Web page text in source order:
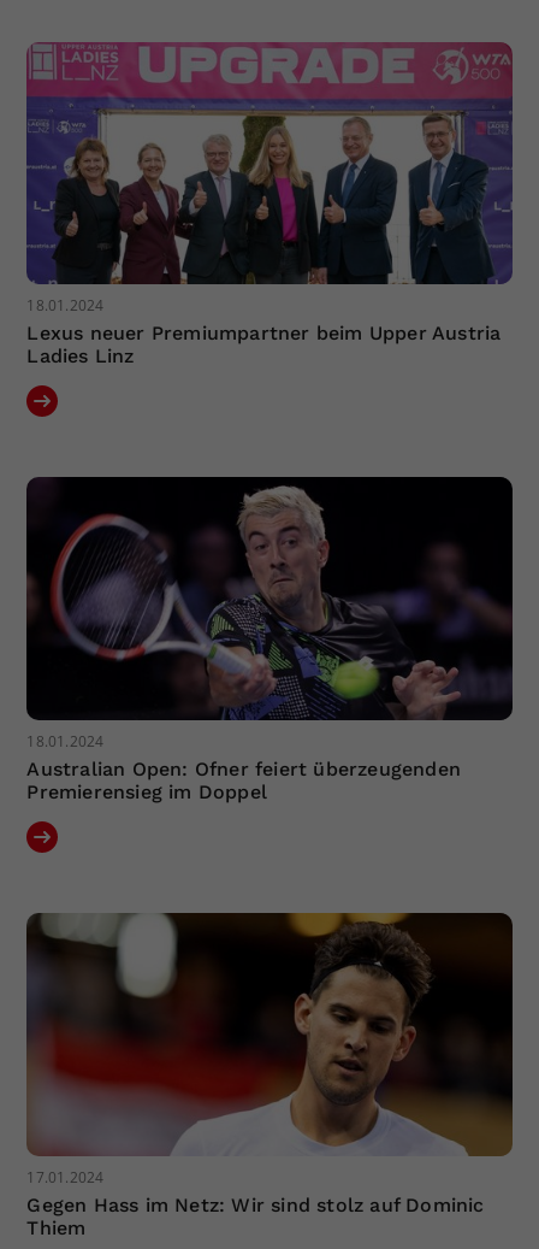
18.01.2024
Lexus neuer Premiumpartner beim Upper Austria
Ladies Linz
18.01.2024
Australian Open: Ofner feiert überzeugenden
Premierensieg im Doppel
17.01.2024
Gegen Hass im Netz: Wir sind stolz auf Dominic
Thiem